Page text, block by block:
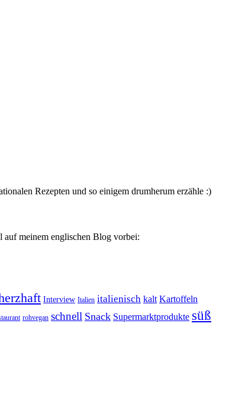
Rezepten und so einigem drumherum erzähle :)
auf meinem englischen Blog vorbei:
Interview Italien italienisch kalt Kartoffeln
rohvegan schnell Snack Supermarktprodukte süß